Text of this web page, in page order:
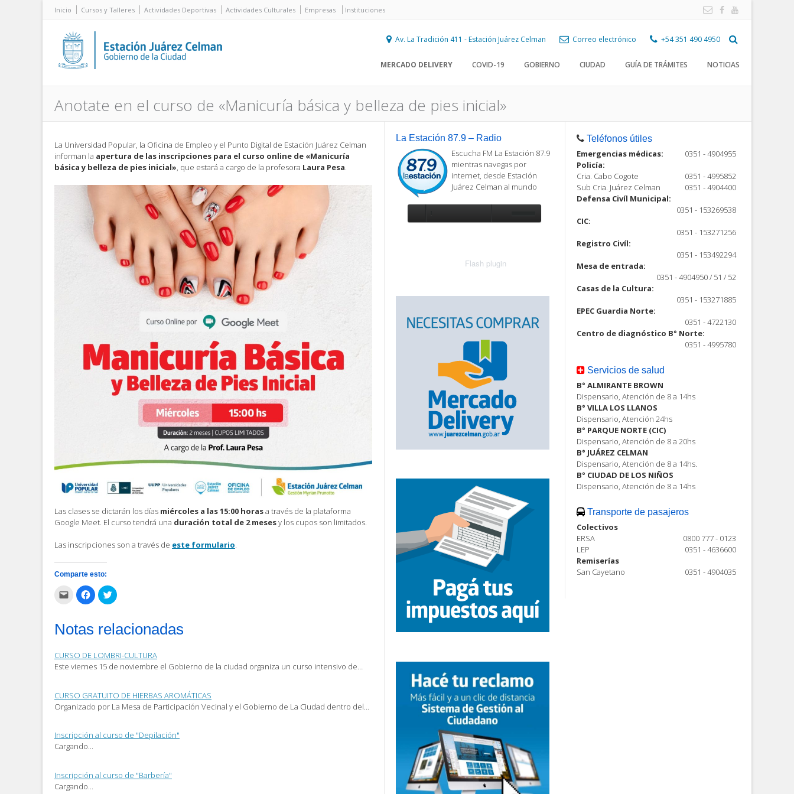
Inicio Cursos y Talleres Actividades Deportivas Actividades Culturales Empresas Instituciones
Av. La Tradición 411 - Estación Juárez Celman Correo electrónico +54 351 490 4950
MERCADO DELIVERY COVID-19 GOBIERNO CIUDAD GUÍA DE TRÁMITES NOTICIAS
Anotate en el curso de «Manicuría básica y belleza de pies inicial»
La Universidad Popular, la Oficina de Empleo y el Punto Digital de Estación Juárez Celman
informan la apertura de las inscripciones para el curso online de «Manicuría
básica y belleza de pies inicial», que estará a cargo de la profesora Laura Pesa.
Las clases se dictarán los días miércoles a las 15:00 horasa través de la plataforma
Google Meet. El curso tendrá una duración total de 2 mesesy los cupos son limitados.
Las inscripciones son a través de este formulario.
Comparte esto:
Haz
clic
para
correo
electrónico
amigo
(Se
abre
ventana
nueva)
Haz
clic
para
Facebook
(Se
una
ventana
nueva)
Haz
clic
en
Twitter
(Se
una
ventana
nueva)
Notas relacionadas
CURSO DE LOMBRI-CULTURA
Este viernes 15 de noviembre el Gobierno de la ciudad organiza un curso intensivo de…
CURSO GRATUITO DE HIERBAS AROMÁTICAS
Organizado por La Mesa de Participación Vecinal y el Gobierno de La Ciudad dentro del…
Inscripción al curso de "Depilación"
Cargando...
Inscripción al curso de "Barbería"
Cargando...
La Estación 87.9 – Radio
Escucha FM La Estación 87.9
mientras navegas por
internet, desde Estación
Juárez Celman al mundo
Flash plugin
Teléfonos útiles
Emergencias médicas:
0351 - 4904955
Policía:
Cria. Cabo Cogote
0351 - 4995852
Sub Cria. Juárez Celman
0351 - 4904400
Defensa Civíl Municipal:
0351 - 153269538
CIC:
0351 - 153271256
Registro Civíl:
0351 - 153492294
Mesa de entrada:
0351 - 4904950 / 51 / 52
Casas de la Cultura:
0351 - 153271885
EPEC Guardia Norte:
0351 - 4722130
Centro de diagnóstico B° Norte:
0351 - 4995780
Servicios de salud
B° ALMIRANTE BROWN
Dispensario, Atención de 8 a 14hs
B° VILLA LOS LLANOS
Dispensario, Atención 24hs
B° PARQUE NORTE (CIC)
Dispensario, Atención de 8 a 20hs
B° JUÁREZ CELMAN
Dispensario, Atención de 8 a 14hs.
B° CIUDAD DE LOS NIÑOS
Dispensario, Atención de 8 a 14hs
Transporte de pasajeros
Colectivos
ERSA
0800 777 - 0123
LEP
0351 - 4636600
Remiserías
San Cayetano
0351 - 4904035